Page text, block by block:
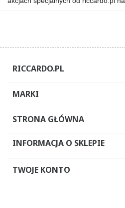
RICCARDO.PL
MARKI
STRONA GŁÓWNA
INFORMACJA O SKLEPIE
TWOJE KONTO